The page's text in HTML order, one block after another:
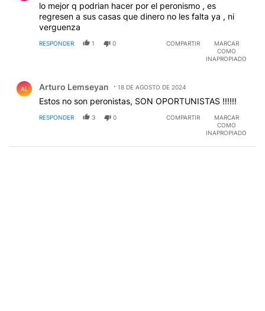
lo mejor q podrian hacer por el peronismo , es
regresen a sus casas que dinero no les falta ya , ni
verguenza
RESPONDER 1 0 COMPARTIR
MARCAR
COMO
INAPROPIADO
AL Arturo Lemseyan 18 DE AGOSTO DE 2024
Estos no son peronistas, SON OPORTUNISTAS !!!!!!
RESPONDER 3 0 COMPARTIR
MARCAR
COMO
INAPROPIADO